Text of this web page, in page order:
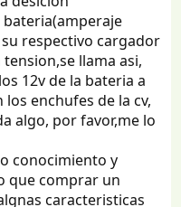
respectivo cargador
llama asi,
12v de la bateria a
enchufes de la cv,
algo, por favor,me lo
conocimiento y
que comprar un
caracteristicas